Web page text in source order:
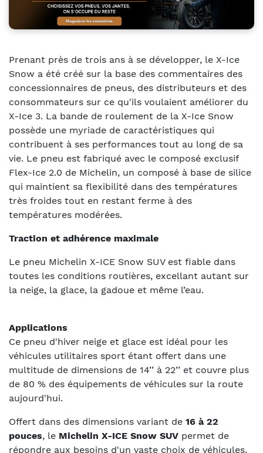
Prenant près de trois ans à se développer, le X-Ice
Snow a été créé sur la base des commentaires des
concessionnaires de pneus, des distributeurs et des
consommateurs sur ce qu'ils voulaient améliorer du
X-Ice 3. La bande de roulement de la X-Ice Snow
possède une myriade de caractéristiques qui
contribuent à ses performances tout au long de sa
vie. Le pneu est fabriqué avec le composé exclusif
Flex-Ice 2.0 de Michelin, un composé à base de silice
qui maintient sa flexibilité dans des températures
très froides tout en restant ferme à des
températures modérées.
Traction et adhérence maximale
Le pneu Michelin X-ICE Snow SUV est fiable dans
toutes les conditions routières, excellant autant sur
la neige, la glace, la gadoue et même l’eau.
Applications
Ce pneu d'hiver neige et glace est idéal pour les
véhicules utilitaires sport étant offert dans une
multitude de dimensions de 14’’ à 22’’ et couvre plus
de 80 % des équipements de véhicules sur la route
aujourd'hui.
Offert dans des dimensions variant de 16 à 22
pouces, le Michelin X-ICE Snow SUV permet de
répondre aux besoins d'un vaste choix de véhicules.